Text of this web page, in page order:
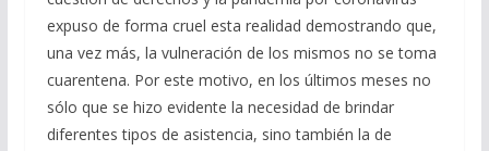
expuso de forma cruel esta realidad demostrando que,
una vez más, la vulneración de los mismos no se toma
cuarentena. Por este motivo, en los últimos meses no
sólo que se hizo evidente la necesidad de brindar
diferentes tipos de asistencia, sino también la de